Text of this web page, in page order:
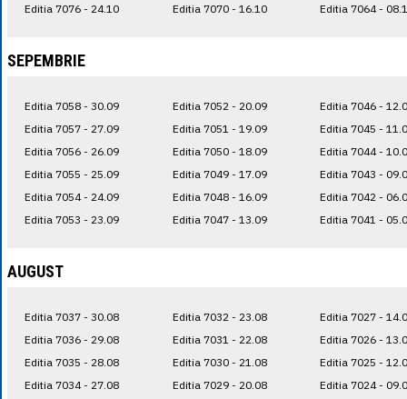
Editia 7076 - 24.10
Editia 7070 - 16.10
Editia 7064 -
SEPEMBRIE
Editia 7058 - 30.09
Editia 7057 - 27.09
Editia 7056 - 26.09
Editia 7055 - 25.09
Editia 7054 - 24.09
Editia 7053 - 23.09
Editia 7052 - 20.09
Editia 7051 - 19.09
Editia 7050 - 18.09
Editia 7049 - 17.09
Editia 7048 - 16.09
Editia 7047 - 13.09
Editia 7046 -
Editia 7045 -
Editia 7044 -
Editia 7043 -
Editia 7042 -
Editia 7041 -
AUGUST
Editia 7037 - 30.08
Editia 7036 - 29.08
Editia 7035 - 28.08
Editia 7034 - 27.08
Editia 7032 - 23.08
Editia 7031 - 22.08
Editia 7030 - 21.08
Editia 7029 - 20.08
Editia 7027 -
Editia 7026 -
Editia 7025 -
Editia 7024 -